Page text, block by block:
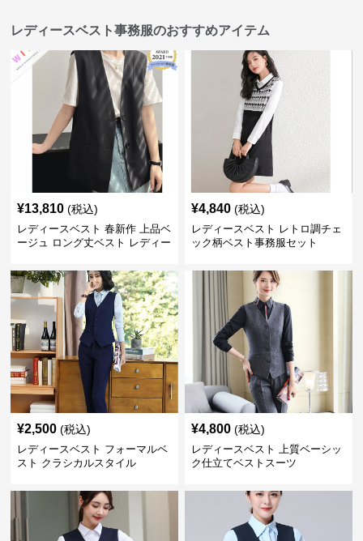
レディースベスト事務服のおすすめアイテム
¥13,810 (税込)
レディースベスト 春新作 上品ベ
ージュ ロング丈ベスト レディー
¥4,840 (税込)
レディースベスト レトロ調チェ
ック柄ベスト事務服セット
¥2,500 (税込)
レディースベスト フォーマルベ
スト クラシカルスタイル
¥4,800 (税込)
レディースベスト 上質ベーシッ
ク仕立てベストスーツ